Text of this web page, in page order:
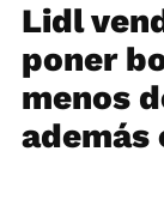
Lidl
poner
menos
además